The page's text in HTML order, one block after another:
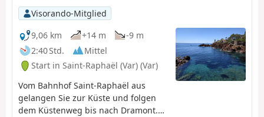
Visorando-Mitglied
9,06 km
+14 m
-9 m
2:40 Std.
Mittel
Start in Saint-Raphaël (Var) (Var)
Vom Bahnhof Saint-Raphaël aus
gelangen Sie zur Küste und folgen
dem Küstenweg bis nach Dramont.